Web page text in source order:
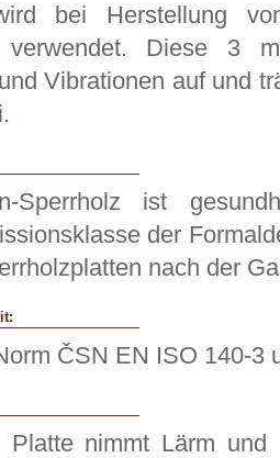
bei Herstellung
verwendet. Diese 3
Vibrationen auf und
Sperrholz ist
der
nach der
ČSN EN ISO 140-3
Platte nimmt Lärm